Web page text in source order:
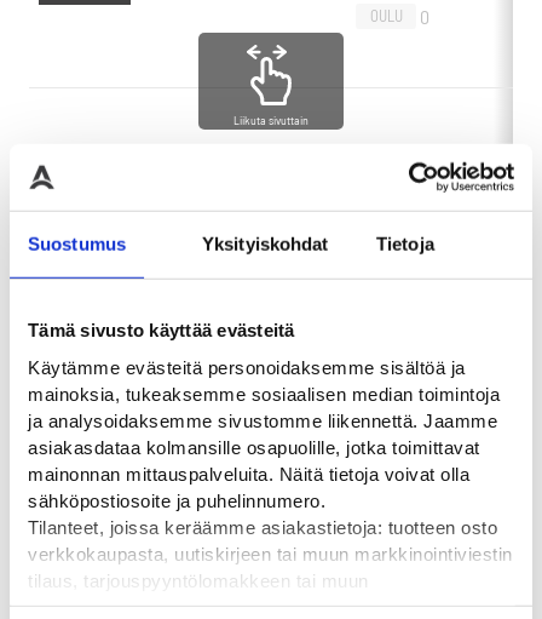
Suostumus Yksityiskohdat Tietoja
Tämä sivusto käyttää evästeitä
Käytämme evästeitä personoidaksemme sisältöä ja
mainoksia, tukeaksemme sosiaalisen median toimintoja
ja analysoidaksemme sivustomme liikennettä. Jaamme
asiakasdataa kolmansille osapuolille, jotka toimittavat
mainonnan mittauspalveluita. Näitä tietoja voivat olla
sähköpostiosoite ja puhelinnumero.
Tilanteet, joissa keräämme asiakastietoja: tuotteen osto
verkkokaupasta, uutiskirjeen tai muun markkinointiviestin
tilaus, tarjouspyyntölomakkeen tai muun
yhteydenottolomakkeen lähettäminen, käyttäjätilin
OULU 0
0
60,00€
Liikuta sivuttain
Tutustu myös